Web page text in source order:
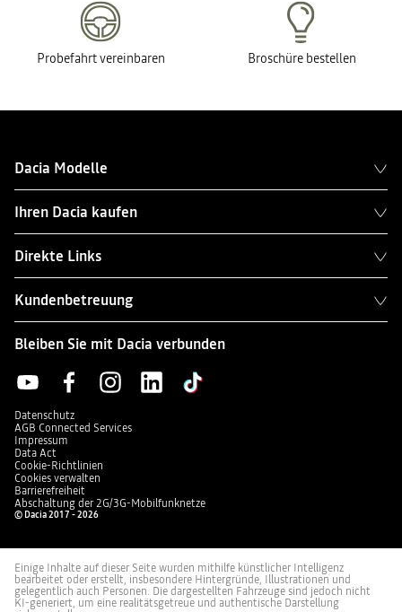
Probefahrt vereinbaren Broschüre bestellen
Dacia Modelle
Ihren Dacia kaufen
Direkte Links
Kundenbetreuung
Bleiben Sie mit Dacia verbunden
Datenschutz
AGB Connected Services
Impressum
Data Act
Cookie-Richtlinien
Cookies verwalten
Barrierefreiheit
Abschaltung der 2G/3G-Mobilfunknetze
© Dacia 2017 - 2026
Einige Inhalte auf dieser Seite wurden mithilfe künstlicher Intelligenz
bearbeitet oder erstellt, insbesondere Hintergründe, Illustrationen und
gelegentlich auch Personen. Die dargestellten Fahrzeuge sind jedoch nicht
KI-generiert, um eine realitätsgetreue und authentische Darstellung